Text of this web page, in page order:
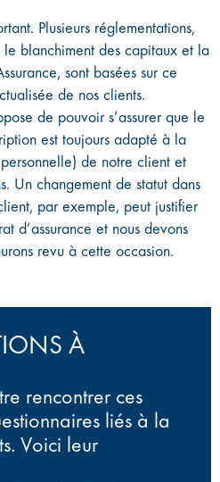
Plusieurs réglementations,
blanchiment des capitaux et la
sont basées sur ce
de nos clients.
de pouvoir s’assurer que le
est toujours adapté à la
de notre client et
Un changement de statut dans
par exemple, peut justifier
d’assurance et nous devons
revu à cette occasion.
À
rencontrer ces
liés à la
Voici leur